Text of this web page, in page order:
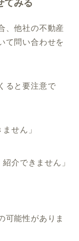
てみる
、他社の不動産
て問い合わせを
ると要注意で
せん」
介できません」
可能性がありま